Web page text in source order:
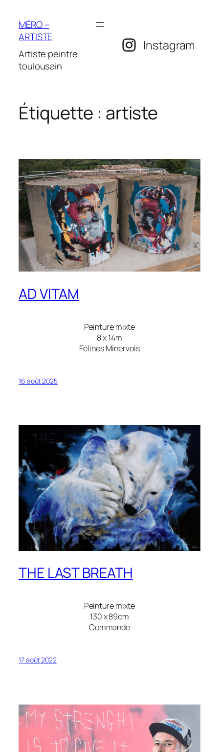
contenu
MÉRO –
ARTISTE
Artiste peintre
toulousain
Instagram
Étiquette : artiste
AD VITAM
Peinture mixte
8 x 14m
Félines Minervois
16 août 2025
THE LAST BREATH
Peinture mixte
130 x 89cm
Commande
17 août 2022